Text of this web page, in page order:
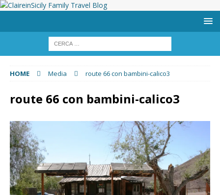
HOME Media route 66 con bambini-calico3
route 66 con bambini-calico3